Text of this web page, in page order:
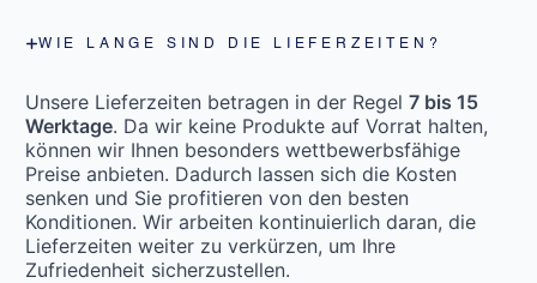
WIE LANGE SIND DIE LIEFERZEITEN?
Unsere Lieferzeiten betragen in der Regel 7 bis 15
Werktage. Da wir keine Produkte auf Vorrat halten,
können wir Ihnen besonders wettbewerbsfähige
Preise anbieten. Dadurch lassen sich die Kosten
senken und Sie profitieren von den besten
Konditionen. Wir arbeiten kontinuierlich daran, die
Lieferzeiten weiter zu verkürzen, um Ihre
Zufriedenheit sicherzustellen.